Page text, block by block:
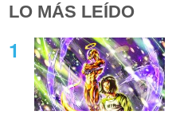
LO MÁS LEÍDO